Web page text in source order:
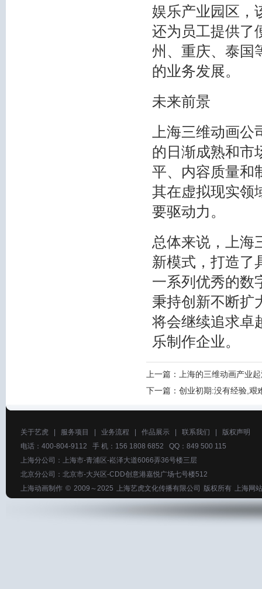
娱乐产业园区，
还为员工提供了
州、重庆、泰国
的业务发展。
未来前景
上海三维动画
的日渐成熟和市
平、内容质量和
其在虚拟现实领
要驱动力。
总体来说，上海
新模式，打造了
一系列优秀的数
秉持创新不断扩
将会继续追求卓
乐制作企业。
上一篇：
上海的三维动画产业
下一篇： 创业初期:没有经验,艰
关于艺虎 服务项目 业务流程 作品展示 联系我们
版权声明
电话：400-804-9112 手 机：156 1808 6852 QQ：849 500 115
上海分公司：上海市-青浦区-崧泽大道6066弄36号楼三层
北京分公司：北京市-大兴区-CDD创意港嘉悦广场七号楼512
上海动画制作 © 2009～2025 上海艺虎文化传播有限公司 版权所有 上海网